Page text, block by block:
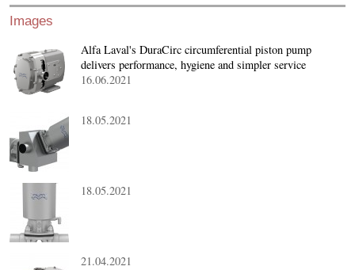
Images
Alfa Laval's DuraCirc circumferential piston pump
delivers performance, hygiene and simpler service
16.06.2021
18.05.2021
18.05.2021
21.04.2021